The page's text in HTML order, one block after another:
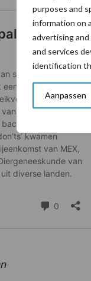
purposes and
information on
advertising
and services
identification
Aanpassen